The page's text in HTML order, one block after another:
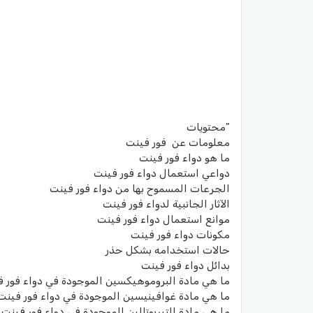
"محتويات
معلومات عن فور فينت
ما هو دواء فور فينت
دواعي استعمال دواء فور فينت
الجرعات المسموح بها من دواء فور فينت
الآثار الجانبية لدواء فور فينت
موانع استعمال دواء فور فينت
مكونات دواء فور فينت
حالات استخدامه بشكل حذر
بدائل دواء فور فينت
ما هي مادة البروموهيكسين الموجودة في دواء فور
ما هي مادة غوافينيسين الموجودة في دواء فور